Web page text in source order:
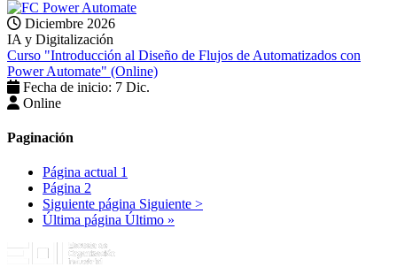
Diciembre 2026
IA y Digitalización
Curso "Introducción al Diseño de Flujos de Automatizados con
Power Automate" (Online)
Fecha de inicio: 7 Dic.
Online
Paginación
Página actual 1
Página 2
Siguiente página Siguiente >
Última página Último »